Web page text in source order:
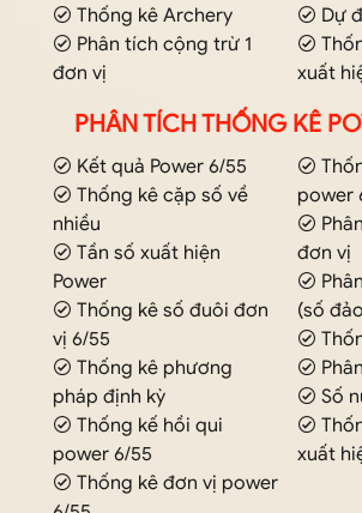
Thống kê Archery
Phân tích cộng trừ 1
đơn vị
Dự
xuất
PHÂN TÍCH THỐNG KÊ
Kết quả Power 6/55
Thống kê cặp số về
nhiều
Tần số xuất hiện
Power
Thống kê số đuôi đơn
vị 6/55
Thống kê phương
pháp định kỳ
Thống kế hồi qui
power 6/55
Thống kê đơn vị power
power
đơn vị
(số
Số
xuất